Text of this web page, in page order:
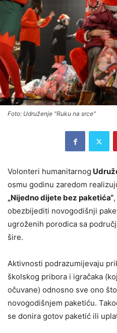
Foto: Udruženje "Ruku na srce"
Volonteri humanitarnog
osmu godinu zaredom
„Nijedno dijete bez paketića“
obezbijediti novogodišnji
ugroženih porodica sa
šire.
Aktivnosti podrazumijevaju
školskog pribora i igračaka
očuvane) odnosno sve ono
novogodišnjem paketiću.
se donira gotov paketić ili